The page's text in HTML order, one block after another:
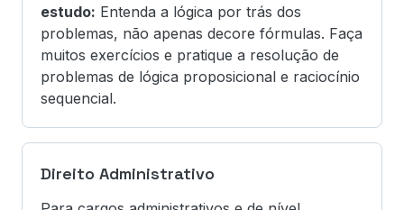
estudo: Entenda a lógica por trás dos
problemas, não apenas decore fórmulas. Faça
muitos exercícios e pratique a resolução de
problemas de lógica proposicional e raciocínio
sequencial.
Direito Administrativo